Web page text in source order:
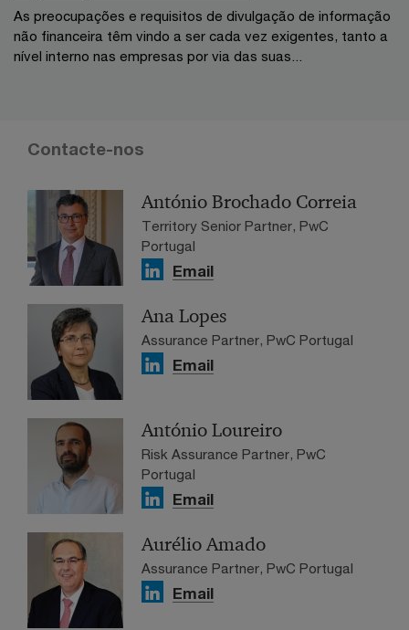
As preocupações e requisitos de divulgação de informação
não financeira têm vindo a ser cada vez exigentes, tanto a
nível interno nas empresas por via das suas...
Contacte-nos
António Brochado Correia
Territory Senior Partner, PwC
Portugal
Email
Ana Lopes
Assurance Partner, PwC Portugal
Email
António Loureiro
Risk Assurance Partner, PwC
Portugal
Email
Aurélio Amado
Assurance Partner, PwC Portugal
Email